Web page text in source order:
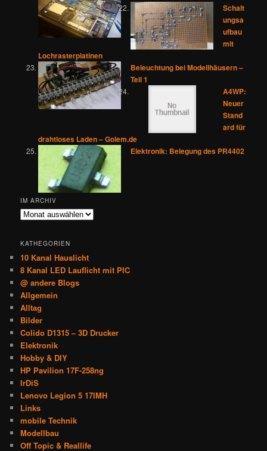
Schalt
ungsa
ufbau
mit
Lochrasterplatinen
Beleuchtung bei Modellhäusern –
Teil 1
A4WP:
Neuer
Stand
ard für
drahtloses Laden – Golem.de
Elektronik: Belegung des PR4402
IM ARCHIV
Im
KATHEGORIEN
10 Kanal Hauslicht
8 Kanal LED Lauflicht mit PIC
@ andere Blogs
Allgemein
Alltag
Bilder
Colido D1315 – 3D Drucker
Elektronik
Hobby & DIY
HP Pavilion 17F-258ng
IrDiS
Lenovo Legion 5 17IMH
Links
mobile Technik
Modellbau
Off Topic & Reallife